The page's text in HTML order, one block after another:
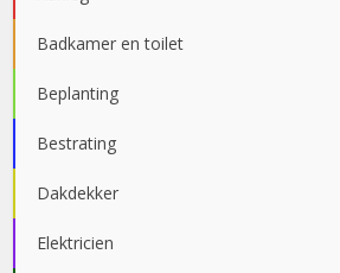
Badkamer en toilet
Beplanting
Bestrating
Dakdekker
Elektricien